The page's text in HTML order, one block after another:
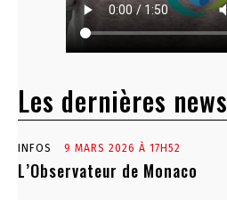
Les dernières news
INFOS 9 MARS 2026 À 17H52
L’Observateur de Monaco